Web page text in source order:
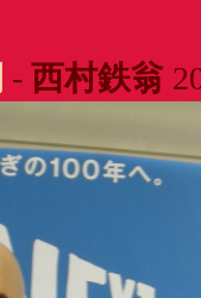
- 西村鉄翁